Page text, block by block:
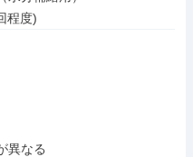
程度)
異なる